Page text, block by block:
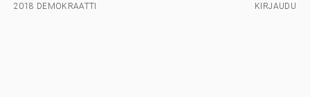
2018 DEMOKRAATTI
KIRJAUDU